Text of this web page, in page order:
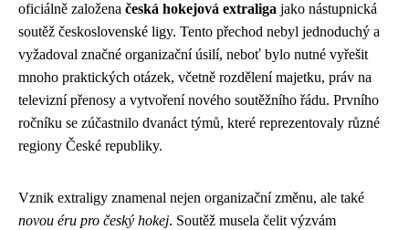
oficiálně založena česká hokejová extraliga jako nástupnická
soutěž československé ligy. Tento přechod nebyl jednoduchý a
vyžadoval značné organizační úsilí, neboť bylo nutné vyřešit
mnoho praktických otázek, včetně rozdělení majetku, práv na
televizní přenosy a vytvoření nového soutěžního řádu. Prvního
ročníku se zúčastnilo dvanáct týmů, které reprezentovaly různé
regiony České republiky.
Vznik extraligy znamenal nejen organizační změnu, ale také
novou éru pro český hokej. Soutěž musela čelit výzvám